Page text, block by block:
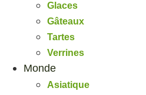
Glaces
Gâteaux
Tartes
Verrines
Monde
Asiatique